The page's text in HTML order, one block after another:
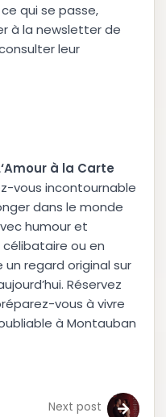
qui se passe,
à la newsletter de
leur
‘Amour à la Carte
vous incontournable
dans le monde
humour et
ou en
regard original sur
Réservez
vous à vivre
à Montauban
Next post